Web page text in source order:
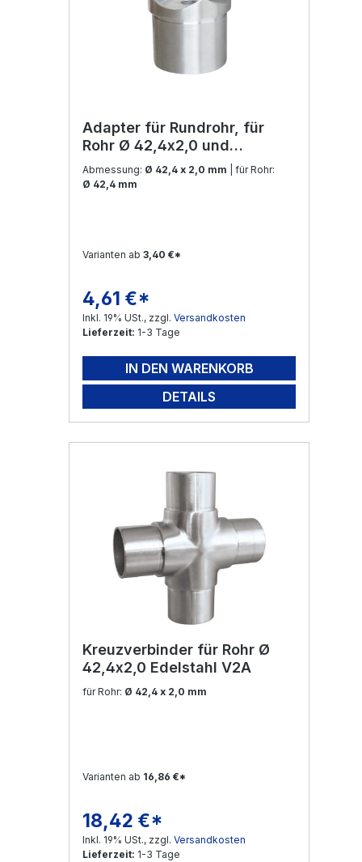
Adapter für Rundrohr, für
Rohr Ø 42,4x2,0 und
Aufnahme für Ø 42,4
Edelstahl V2A
Abmessung: Ø 42,4 x 2,0 mm
| für Rohr:
Ø 42,4 mm
Varianten ab 3,40 €*
Regulärer Preis:
4,61 €*
Inkl. 19% USt., zzgl. Versandkosten
Lieferzeit: 1-3 Tage
IN DEN WARENKORB
DETAILS
Kreuzverbinder für Rohr Ø
42,4x2,0 Edelstahl V2A
für Rohr: Ø 42,4 x 2,0 mm
Varianten ab 16,86 €*
Regulärer Preis:
18,42 €*
Inkl. 19% USt., zzgl. Versandkosten
Lieferzeit: 1-3 Tage